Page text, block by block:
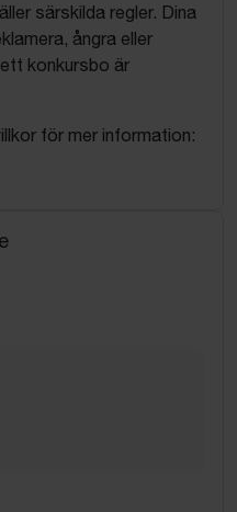
särskilda regler. Dina
ångra eller
konkursbo är
för mer information: